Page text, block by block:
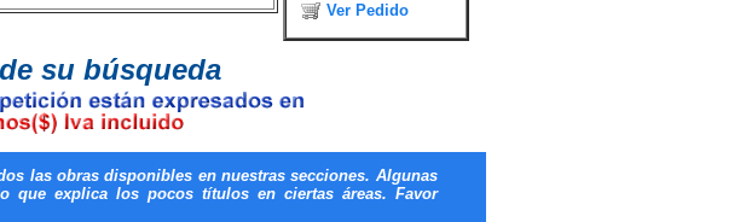
Ver Pedido
su búsqueda
las obras disponibles en nuestras secciones. Algunas
que explica los pocos títulos en ciertas áreas. Favor